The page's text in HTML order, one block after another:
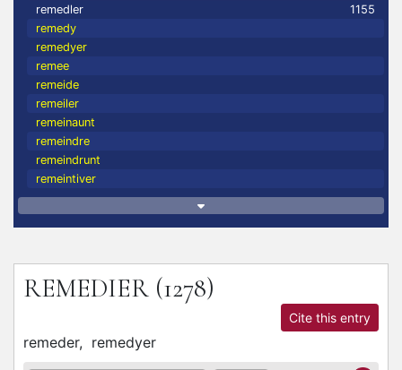
remedler
1155
remedy
remedyer
remee
remeide
remeiler
remeinaunt
remeindre
remeindrunt
remeintiver
REMEDIER (1278)
Cite this entry
remeder, remedyer